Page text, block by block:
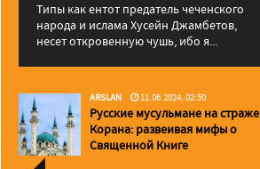
Типы как ентот предатель чеченского
народа и ислама Хусейн Джамбетов,
несет откровенную чушь, ибо я...
ARSLAN 11.06.2024, 02:50
Русские мусульмане на страже
Корана: pазвеивая мифы о
Священной Книге